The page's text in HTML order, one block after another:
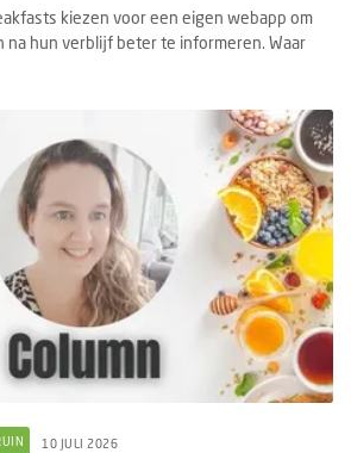
kiezen voor een eigen webapp om
na hun verblijf beter te informeren. Waar
10 JULI 2026